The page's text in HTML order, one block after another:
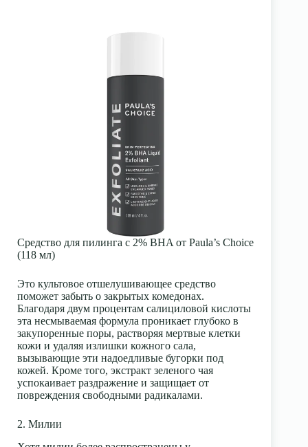
Средство для пилинга с 2% BHA от Paula’s Choice
(118 мл)
Это культовое отшелушивающее средство
поможет забыть о закрытых комедонах.
Благодаря двум процентам салициловой кислоты
эта несмываемая формула проникает глубоко в
закупоренные поры, растворяя мертвые клетки
кожи и удаляя излишки кожного сала,
вызывающие эти надоедливые бугорки под
кожей. Кроме того, экстракт зеленого чая
успокаивает раздражение и защищает от
повреждения свободными радикалами.
2. Милии